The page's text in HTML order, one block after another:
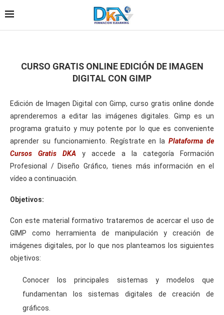
CURSO GRATIS ONLINE EDICIÓN DE IMAGEN
DIGITAL CON GIMP
Edición de Imagen Digital con Gimp, curso gratis online donde
aprenderemos a editar las imágenes digitales. Gimp es un
programa gratuito y muy potente por lo que es conveniente
aprender su funcionamiento. Regístrate en la Plataforma de
Cursos Gratis DKA y accede a la categoría Formación
Profesional / Diseño Gráfico, tienes más información en el
vídeo a continuación.
Objetivos:
Con este material formativo trataremos de acercar el uso de
GIMP como herramienta de manipulación y creación de
imágenes digitales, por lo que nos planteamos los siguientes
objetivos:
Conocer los principales sistemas y modelos que
fundamentan los sistemas digitales de creación de
gráficos.